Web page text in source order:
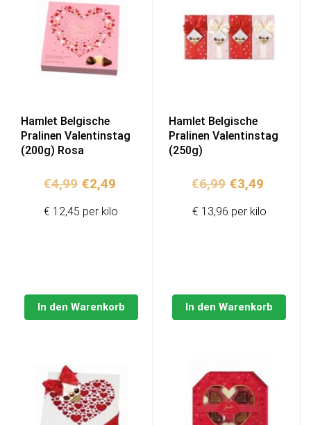
Hamlet Belgische
Pralinen Valentinstag
(200g) Rosa
€4,99 Ursprünglicher
war:
€2,49Aktueller
ist:
In den Warenkorb
€ 12,45 per kilo
Hamlet Belgische
Pralinen Valentinstag
(250g)
€6,99
war:
€3,49
ist:
In den Warenkorb
€ 13,96 per kilo